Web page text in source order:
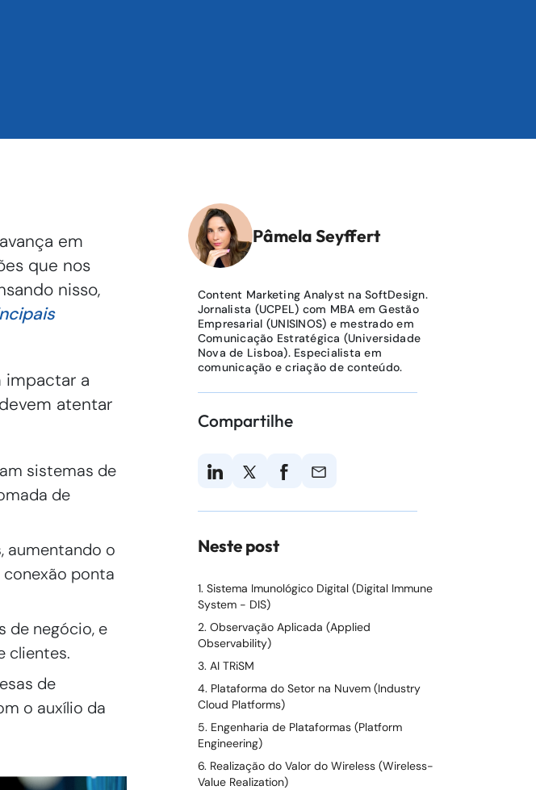
em
que nos
nisso,
impactar a
atentar
sistemas de
de
aumentando o
ponta
de negócio, e
clientes.
de
o auxílio da
Pâmela Seyffert
Content Marketing Analyst na SoftDesign.
Jornalista (UCPEL) com MBA em Gestão
Empresarial (UNISINOS) e mestrado em
Comunicação Estratégica (Universidade
Nova de Lisboa). Especialista em
comunicação e criação de conteúdo.
Compartilhe
Neste post
1. Sistema Imunológico Digital (Digital Immune
System - DIS)
2. Observação Aplicada (Applied
Observability)
3. AI TRiSM
4. Plataforma do Setor na Nuvem (Industry
Cloud Platforms)
5. Engenharia de Plataformas (Platform
Engineering)
6. Realização do Valor do Wireless (Wireless-
Value Realization)